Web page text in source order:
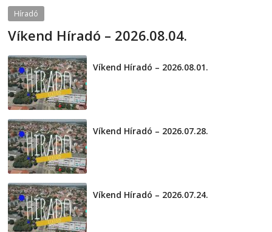
Híradó
Víkend Híradó – 2026.08.04.
Víkend Híradó – 2026.08.01.
Víkend Híradó – 2026.07.28.
Víkend Híradó – 2026.07.24.